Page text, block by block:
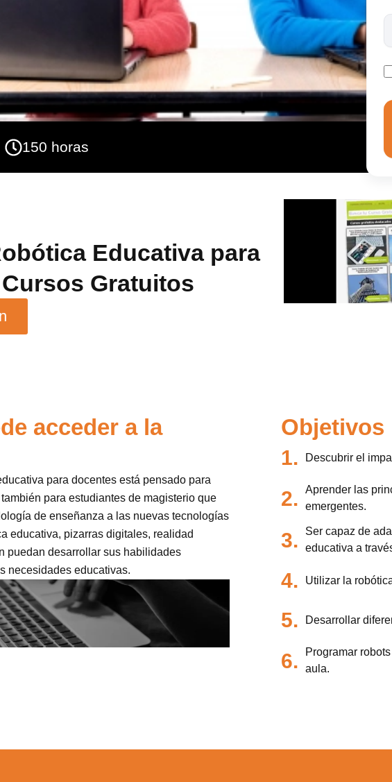
es el protagonista, avalado por un amplio grupo de tutores
150 horas
Educativa para
Gratuitos
acceder a la
para docentes está pensado para
para estudiantes de magisterio que
de enseñanza a las nuevas tecnologías
educativa, pizarras digitales, realidad
puedan desarrollar sus habilidades
necesidades educativas.
Objetivos
1. Descubrir el
2.
Aprender las
emergentes.
3.
Ser capaz de
educativa a
4. Utilizar la
5. Desarrollar
6.
Programar
aula.